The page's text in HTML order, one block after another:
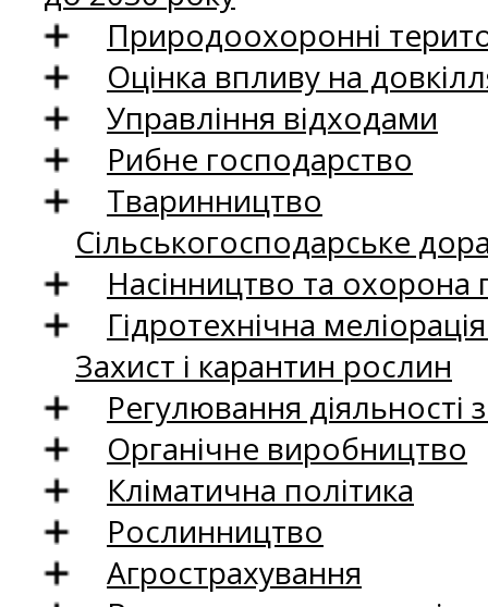
Природоохоронні
Оцінка впливу на
Управління відходами
Рибне господарство
Тваринництво
Сільськогосподарське
Насінництво та
Гідротехнічна
Захист і карантин рослин
Регулювання
Органічне виробництво
Кліматична політика
Рослинництво
Агрострахування